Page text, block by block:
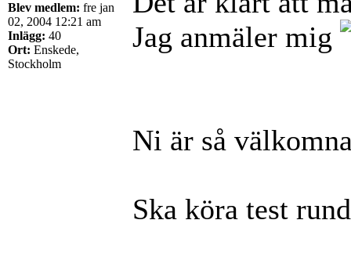
Blev medlem: fre jan
02, 2004 12:21 am
Inlägg: 40
Ort: Enskede,
Stockholm
Jag anmäler mig
Ni är så
Ska köra test